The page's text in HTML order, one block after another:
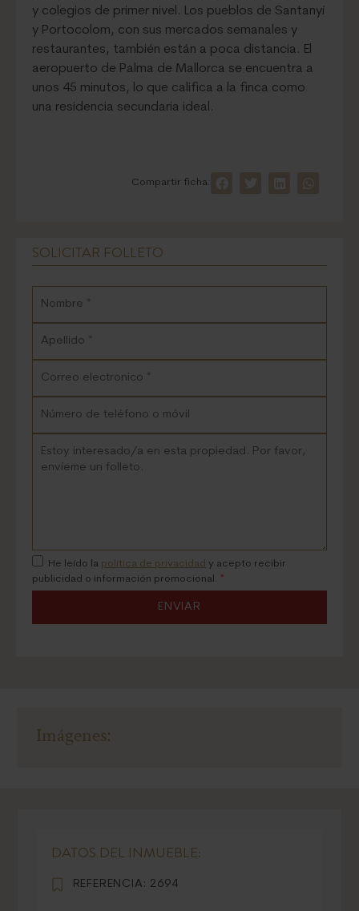
y colegios de primer nivel. Los pueblos de Santanyí
y Portocolom, con sus mercados semanales y
restaurantes, también están a poca distancia. El
aeropuerto de Palma de Mallorca se encuentra a
unos 45 minutos, lo que califica a la finca como
una residencia secundaria ideal.
Compartir ficha:
SOLICITAR FOLLETO
He leído la política de privacidad y acepto recibir
publicidad o información promocional. *
ENVIAR
Imágenes:
DATOS DEL INMUEBLE:
REFERENCIA: 2694